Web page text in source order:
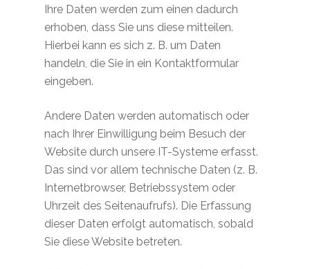
Ihre Daten werden zum einen dadurch
erhoben, dass Sie uns diese mitteilen.
Hierbei kann es sich z. B. um Daten
handeln, die Sie in ein Kontaktformular
eingeben.
Andere Daten werden automatisch oder
nach Ihrer Einwilligung beim Besuch der
Website durch unsere IT-Systeme erfasst.
Das sind vor allem technische Daten (z. B.
Internetbrowser, Betriebssystem oder
Uhrzeit des Seitenaufrufs). Die Erfassung
dieser Daten erfolgt automatisch, sobald
Sie diese Website betreten.